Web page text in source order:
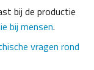
bij de productie
bij mensen.
vragen rond